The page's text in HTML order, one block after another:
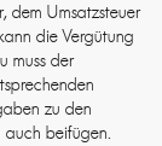
dem Umsatzsteuer
die Vergütung
muss der
zu den
auch beifügen.